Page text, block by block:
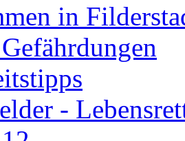
in
-